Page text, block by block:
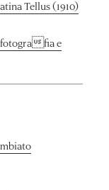
Tellus (1910)
fotografia e